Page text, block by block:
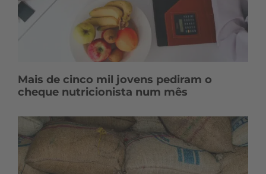
Mais de cinco mil jovens pediram o
cheque nutricionista num mês